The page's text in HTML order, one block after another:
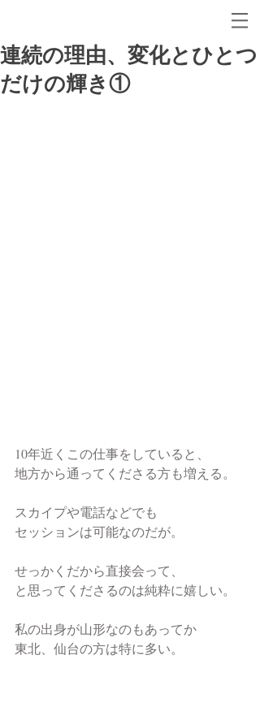
連続の理由、変化とひとつ
だけの輝き①
10年近くこの仕事をしていると、
地方から通ってくださる方も増える。
スカイプや電話などでも
セッションは可能なのだが。
せっかくだから直接会って、
と思ってくださるのは純粋に嬉しい。
私の出身が山形なのもあってか
東北、仙台の方は特に多い。